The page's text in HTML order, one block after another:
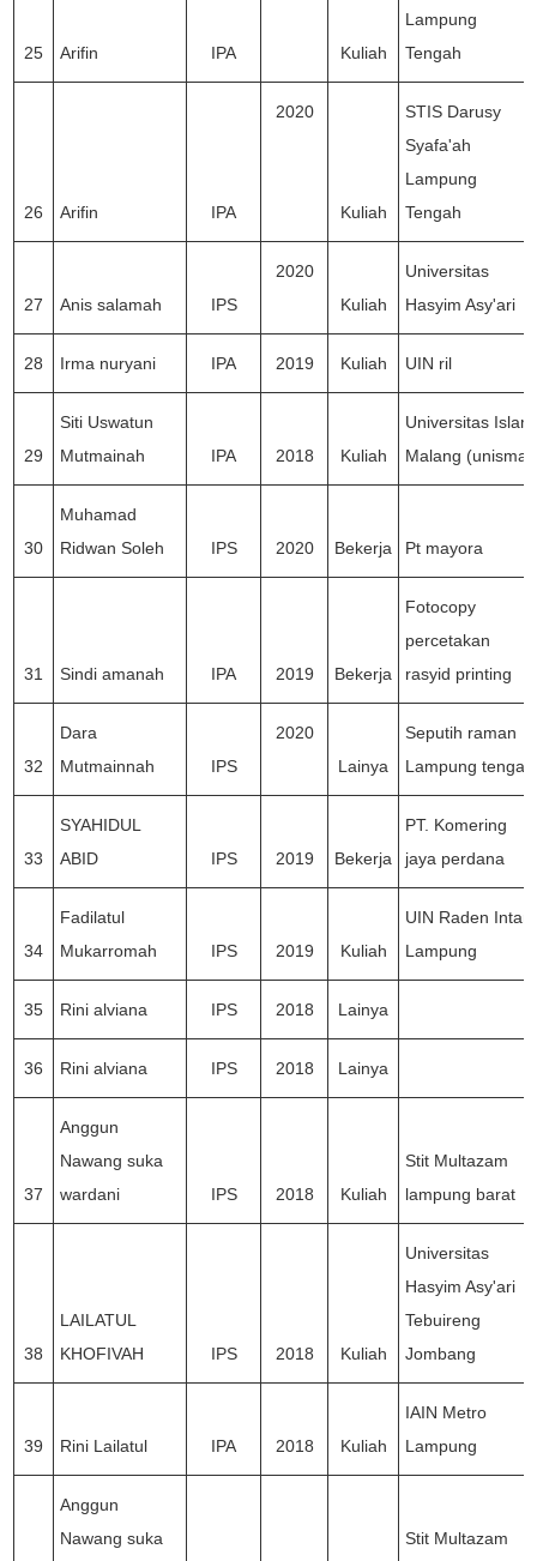
25 Arifin IPA Kuliah
Lampung
Tengah
26 Arifin IPA
2020
Kuliah
STIS Darusy
Syafa'ah
Lampung
Tengah
27 Anis salamah IPS
2020
Kuliah
Universitas
Hasyim Asy'ari
28 Irma nuryani IPA 2019 Kuliah UIN ril
29
Siti Uswatun
Mutmainah
IPA 2018 Kuliah
Universitas Islam
Malang (unisma)
30
Muhamad
Ridwan Soleh
IPS 2020 Bekerja Pt mayora
31 Sindi amanah IPA 2019 Bekerja
Fotocopy
percetakan
rasyid printing
32
Dara
Mutmainnah
IPS
2020
Lainya
Seputih raman
Lampung tengan
33
SYAHIDUL
ABID
IPS 2019 Bekerja
PT. Komering
jaya perdana
34
Fadilatul
Mukarromah
IPS 2019 Kuliah
UIN Raden Intan
Lampung
35 Rini alviana IPS 2018 Lainya
36 Rini alviana IPS 2018 Lainya
37
Anggun
Nawang suka
wardani
IPS 2018 Kuliah
Stit Multazam
lampung barat
38
LAILATUL
KHOFIVAH
IPS 2018 Kuliah
Universitas
Hasyim Asy'ari
Tebuireng
Jombang
39 Rini Lailatul IPA 2018 Kuliah
IAIN Metro
Lampung
Anggun
Nawang suka
Stit Multazam